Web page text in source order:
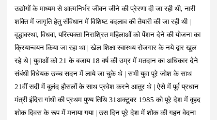
उद्योगों के माध्यम से आत्मनिर्भर जीवन जीने की प्रेरणा दी जा रही थी, नारी
शक्ति में जागृति हेतु संविधान में विशिष्ट बदलाव की तैयारी की जा रही थी |
वृद्धावस्था, विधवा, परित्यक्ता निराश्रित महिलाओं को पेंशन देने की योजना का
क्रियान्वयन किया जा रहा था | खेल शिक्षा स्वास्थ्य रोजगार के नये द्वार खुल
रहे थे | युवाओं को 21 के बजाय 18 वर्ष की उम्र में मतदान का अधिकार देने
संबंधी विधेयक उच्च सदन में लाये जा चुके थे | सभी युवा पूरे जोश के साथ
21वीं सदी में बुलंद हौसलों के साथ प्रवेश करने आतुर थे | ऐसे में पूर्व प्रधान
मंत्री इंदिरा गांधी की प्रथम पुण्य तिथि 31अक्टूबर 1985 को पूरे देश में वृहद
शोक दिवस के रूप में मनाया गया | उस दिन पूरे देश में शोक की गहन वेदना